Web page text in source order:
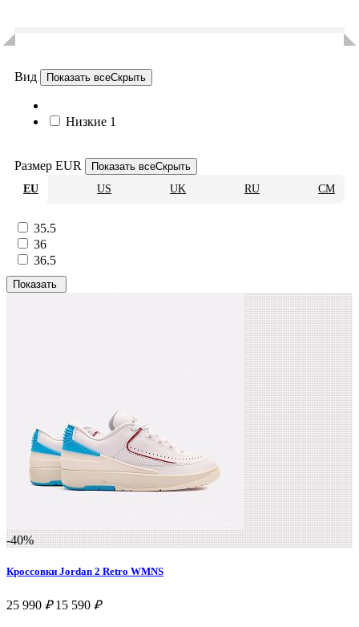
Вид Показать всеСкрыть
Низкие 1
Размер EUR Показать всеСкрыть
EU
US UK RU CM
35.5
36
36.5
-40%
Кроссовки Jordan 2 Retro WMNS
25 990 ₽ 15 590 ₽